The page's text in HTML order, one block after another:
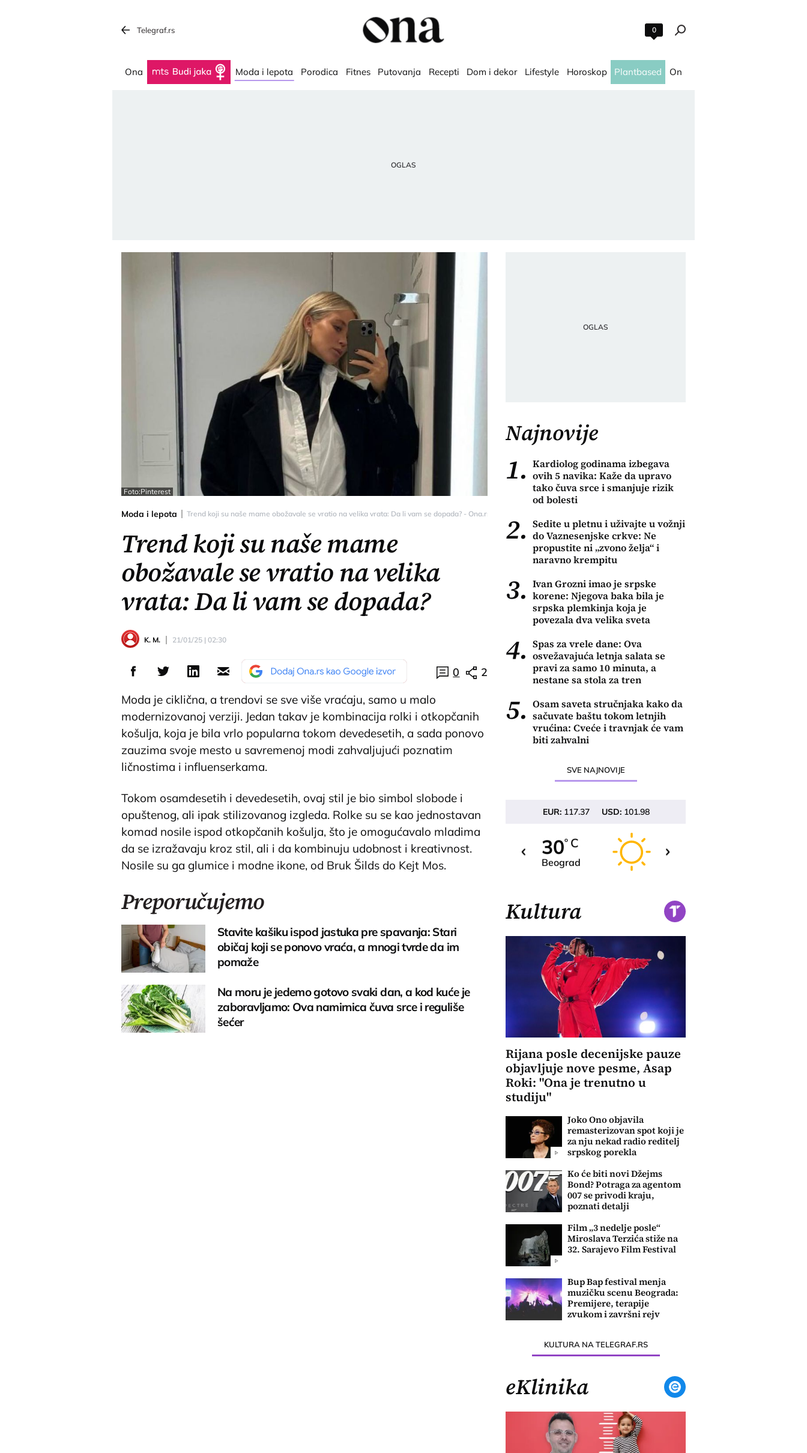
Telegraf.rs 0
Ona Budi jaka Moda i lepota Porodica Fitnes Putovanja Recepti Dom i dekor Lifestyle Horoskop Plantbased On
Foto:Pinterest
Moda i lepota Trend koji su naše mame obožavale se vratio na velika vrata: Da li vam se dopada? - Ona.rs
Trend koji su naše mame
obožavale se vratio na velika
vrata: Da li vam se dopada?
K. M. 21/01/25 | 02:30
0 2
Moda je ciklična, a trendovi se sve više vraćaju, samo u malo
modernizovanoj verziji. Jedan takav je kombinacija rolki i otkopčanih
košulja, koja je bila vrlo popularna tokom devedesetih, a sada ponovo
zauzima svoje mesto u savremenoj modi zahvaljujući poznatim
ličnostima i influenserkama.
Tokom osamdesetih i devedesetih, ovaj stil je bio simbol slobode i
opuštenog, ali ipak stilizovanog izgleda. Rolke su se kao jednostavan
komad nosile ispod otkopčanih košulja, što je omogućavalo mladima
da se izražavaju kroz stil, ali i da kombinuju udobnost i kreativnost.
Nosile su ga glumice i modne ikone, od Bruk Šilds do Kejt Mos.
Preporučujemo
Stavite kašiku ispod jastuka pre spavanja: Stari
običaj koji se ponovo vraća, a mnogi tvrde da im
pomaže
Na moru je jedemo gotovo svaki dan, a kod kuće je
zaboravljamo: Ova namirnica čuva srce i reguliše
šećer
Najnovije
1. Kardiolog godinama izbegava
ovih 5 navika: Kaže da upravo
tako čuva srce i smanjuje rizik
od bolesti
2. Sedite u pletnu i uživajte u vožnji
do Vaznesenjske crkve: Ne
propustite ni „zvono želja“ i
naravno krempitu
3. Ivan Grozni imao je srpske
korene: Njegova baka bila je
srpska plemkinja koja je
povezala dva velika sveta
4. Spas za vrele dane: Ova
osvežavajuća letnja salata se
pravi za samo 10 minuta, a
nestane sa stola za tren
5. Osam saveta stručnjaka kako da
sačuvate baštu tokom letnjih
vrućina: Cveće i travnjak će vam
biti zahvalni
SVE NAJNOVIJE
EUR: 117.37 USD: 101.98
25o C
Priština
30o C
Beograd
Kultura
Rijana posle decenijske pauze
objavljuje nove pesme, Asap
Roki: "Ona je trenutno u
studiju"
Joko Ono objavila
remasterizovan spot koji je
za nju nekad radio reditelj
srpskog porekla
Ko će biti novi Džejms
Bond? Potraga za agentom
007 se privodi kraju,
poznati detalji
Film „3 nedelje posle“
Miroslava Terzića stiže na
32. Sarajevo Film Festival
Bup Bap festival menja
muzičku scenu Beograda:
Premijere, terapije
zvukom i završni rejv
KULTURA NA TELEGRAF.RS
eKlinika